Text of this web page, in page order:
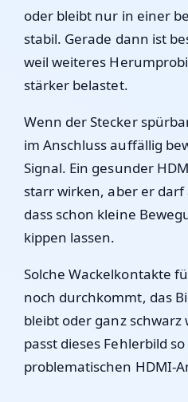
oder bleibt nur in einer
stabil. Gerade dann ist
weil weiteres
stärker belastet.
Wenn der Stecker
im Anschluss auffällig
Signal. Ein gesunder
starr wirken, aber er darf
dass schon kleine
kippen lassen.
Solche Wackelkontakte
noch durchkommt, das
bleibt oder ganz schwarz
passt dieses Fehlerbild
problematischen HDMI-